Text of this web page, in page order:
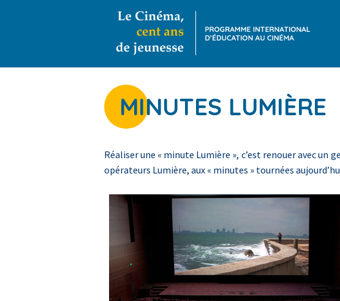
MINUTES LUMIÈRE
Réaliser une « minute Lumière », c’est renouer avec un
opérateurs Lumière, aux « minutes » tournées